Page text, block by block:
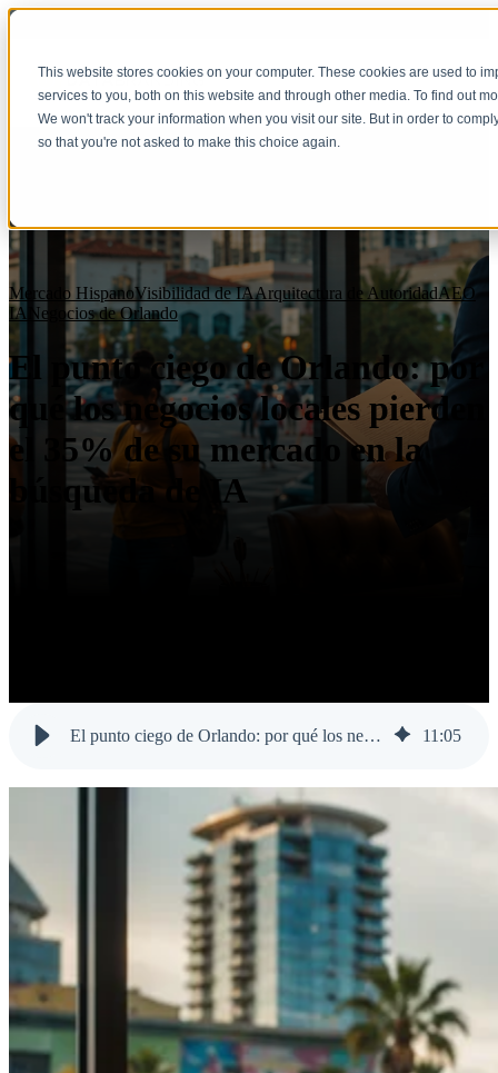
This website stores cookies on your computer. These cookies are used to
services to you, both on this website and through other media. To find out
We won't track your information when you visit our site. But in order to
so that you're not asked to make this choice again.
Mercado HispanoVisibilidad de IAArquitectura de AutoridadAEO
IA Negocios de Orlando
El punto ciego de Orlando: por
qué los negocios locales pierden
el 35% de su mercado en la
búsqueda de IA
El punto ciego de Orlando: por qué los negocios locales pierden el 35% de su mercado en la búsqueda de IA 11 :05